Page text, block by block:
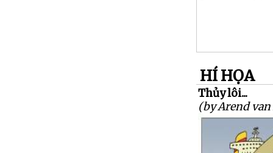
HÍ HỌA
Thủy lôi...
(by Arend van